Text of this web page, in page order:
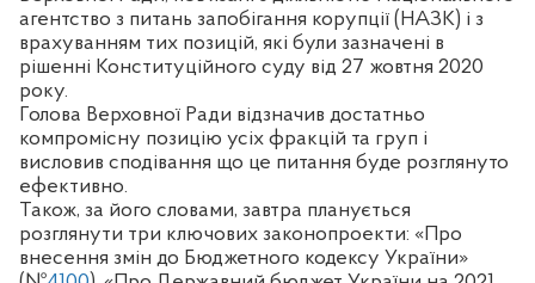
агентство з питань запобігання корупції (НАЗК) і з
врахуванням тих позицій, які були зазначені в
рішенні Конституційного суду від 27 жовтня 2020
року.
Голова Верховної Ради відзначив достатньо
компромісну позицію усіх фракцій та груп і
висловив сподівання що це питання буде розглянуто
ефективно.
Також, за його словами, завтра планується
розглянути три ключових законопроекти: «Про
внесення змін до Бюджетного кодексу України»